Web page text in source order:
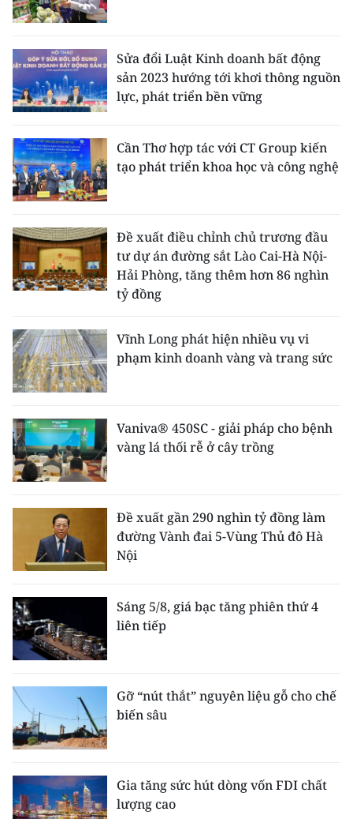
Sửa đổi Luật Kinh doanh bất động
sản 2023 hướng tới khơi thông nguồn
lực, phát triển bền vững
Cần Thơ hợp tác với CT Group kiến
tạo phát triển khoa học và công nghệ
Đề xuất điều chỉnh chủ trương đầu
tư dự án đường sắt Lào Cai-Hà Nội-
Hải Phòng, tăng thêm hơn 86 nghìn
tỷ đồng
Vĩnh Long phát hiện nhiều vụ vi
phạm kinh doanh vàng và trang sức
Vaniva® 450SC - giải pháp cho bệnh
vàng lá thối rễ ở cây trồng
Đề xuất gần 290 nghìn tỷ đồng làm
đường Vành đai 5-Vùng Thủ đô Hà
Nội
Sáng 5/8, giá bạc tăng phiên thứ 4
liên tiếp
Gỡ “nút thắt” nguyên liệu gỗ cho chế
biến sâu
Gia tăng sức hút dòng vốn FDI chất
lượng cao